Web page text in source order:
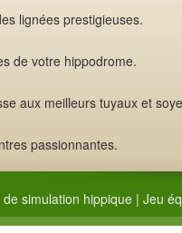
lignées prestigieuses.
de votre hippodrome.
aux meilleurs tuyaux et
passionnantes.
de simulation hippique| Jeu